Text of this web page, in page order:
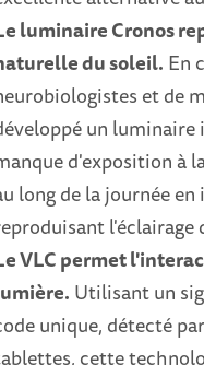
luminaire Cronos
du soleil. En
et de
un
d'exposition à
long de la journée
l'éclairage
VLC permet
Utilisant un
unique, détecté
cette